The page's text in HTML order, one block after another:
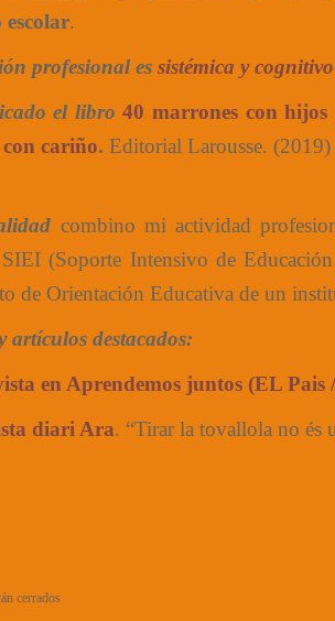
.
profesional es sistémica y
el libro 40 marrones con hijos
cariño. Editorial Larousse. (2019)
combino mi actividad
(Soporte Intensivo de
de Orientación Educativa de un
artículos destacados:
en Aprendemos juntos (EL Pais
diari Ara. “Tirar la tovallola no és
cerrados